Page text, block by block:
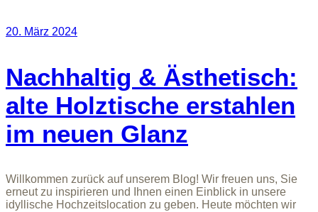
20. März 2024
Nachhaltig & Ästhetisch:
alte Holztische erstahlen
im neuen Glanz
Willkommen zurück auf unserem Blog! Wir freuen uns, Sie
erneut zu inspirieren und Ihnen einen Einblick in unsere
idyllische Hochzeitslocation zu geben. Heute möchten wir